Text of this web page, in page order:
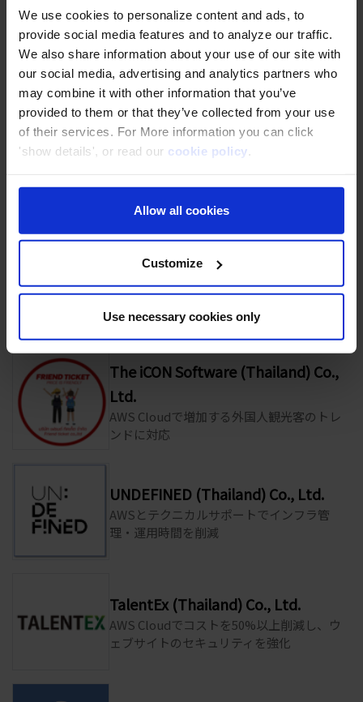
We use cookies to personalize content and ads, to
provide social media features and to analyze our traffic.
We also share information about your use of our site with
our social media, advertising and analytics partners who
may combine it with other information that you’ve
provided to them or that they’ve collected from your use
of their services. For More information you can click
'show details', or read our cookie policy.
Allow all cookies
Customize
Use necessary cookies only
Infonet (Thailand) .,Ltd
ハンズオントレーニングを通じて自信を持
ってAWSクラウドを利用
AWS Cloudで売上80%増加を達成
Pumpkin Corporation Co., Ltd.
ClassmethodのDevelopersIOで簡単に
AWSを学習
The iCON Software (Thailand) Co.,
Ltd.
AWS Cloudで増加する外国人観光客のトレ
ンドに対応
UNDEFINED (Thailand) Co., Ltd.
AWSとテクニカルサポートでインフラ管
理・運用時間を削減
TalentEx (Thailand) Co., Ltd.
AWS Cloudでコストを50%以上削減し、ウ
ェブサイトのセキュリティを強化